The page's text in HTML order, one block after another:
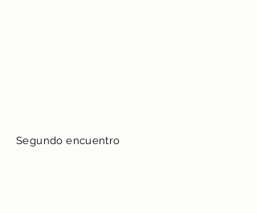
Segundo encuentro